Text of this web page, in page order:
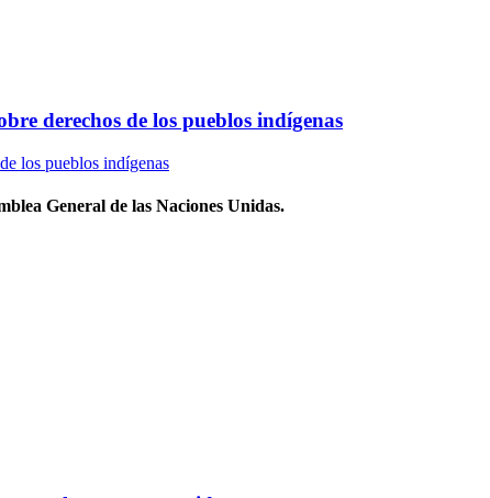
derechos de los pueblos indígenas
General de las Naciones Unidas.